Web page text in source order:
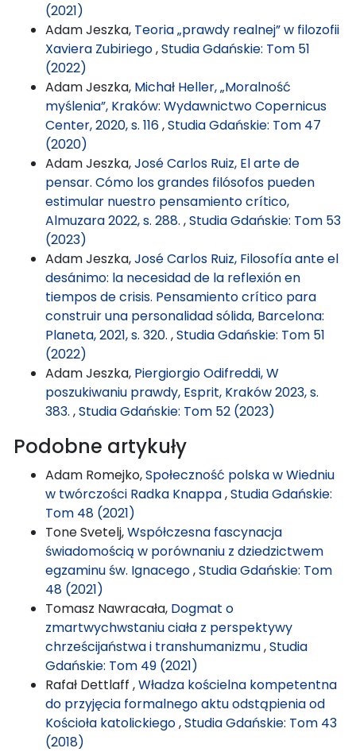
(2021)
Adam Jeszka, Teoria „prawdy realnej” w filozofii
Xaviera Zubiriego,Studia Gdańskie: Tom 51
(2022)
Adam Jeszka, Michał Heller, „Moralność
myślenia”, Kraków: Wydawnictwo Copernicus
Center, 2020, s. 116,Studia Gdańskie: Tom 47
(2020)
Adam Jeszka,José Carlos Ruiz, El arte de
pensar. Cómo los grandes filósofos pueden
estimular nuestro pensamiento crítico,
Almuzara 2022, s. 288. ,Studia Gdańskie: Tom 53
(2023)
Adam Jeszka,José Carlos Ruiz, Filosofía ante el
desánimo: la necesidad de la reflexión en
tiempos de crisis. Pensamiento crítico para
construir una personalidad sólida, Barcelona:
Planeta, 2021, s. 320. ,Studia Gdańskie: Tom 51
(2022)
Adam Jeszka, Piergiorgio Odifreddi, W
poszukiwaniu prawdy, Esprit, Kraków 2023, s.
383. ,Studia Gdańskie: Tom 52 (2023)
Podobne artykuły
Adam Romejko,Społeczność polska w Wiedniu
w twórczości Radka Knappa,Studia Gdańskie:
Tom 48 (2021)
Tone Svetelj,Współczesna fascynacja
świadomością w porównaniu z dziedzictwem
egzaminu św. Ignacego,Studia Gdańskie: Tom
48 (2021)
Tomasz Nawracała, Dogmat o
zmartwychwstaniu ciała z perspektywy
chrześcijaństwa i transhumanizmu,Studia
Gdańskie: Tom 49 (2021)
Rafał Dettlaff ,Władza kościelna kompetentna
do przyjęcia formalnego aktu odstąpienia od
Kościoła katolickiego,Studia Gdańskie: Tom 43
(2018)